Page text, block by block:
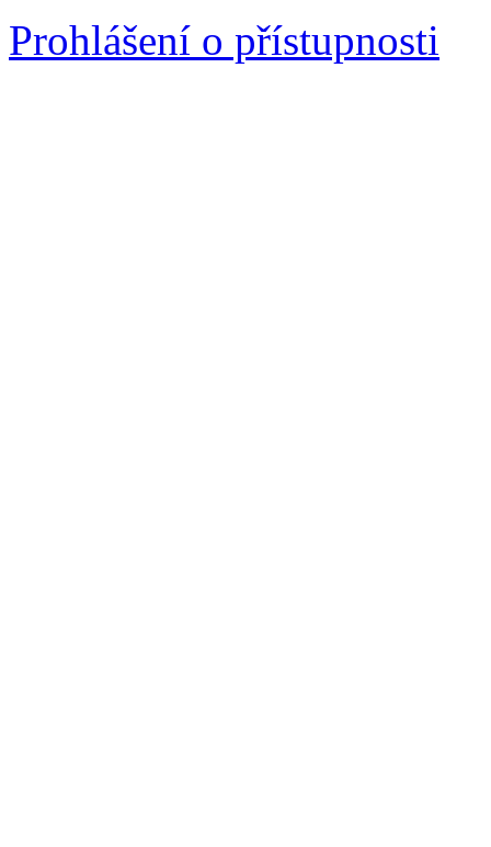
Prohlášení o přístupnosti